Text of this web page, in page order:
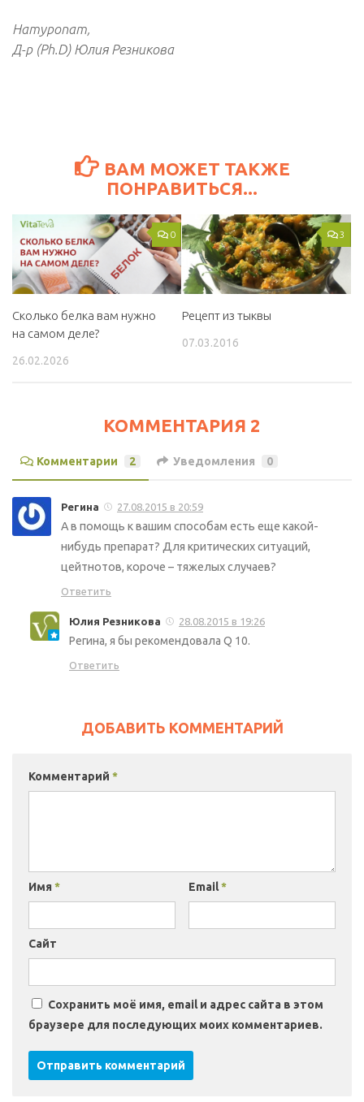
Натуропат,
Д-р (Ph.D) Юлия Резникова
ВАМ МОЖЕТ ТАКЖЕ
ПОНРАВИТЬСЯ...
0
Сколько белка вам нужно
на самом деле?
26.02.2026
3
Рецепт из тыквы
07.03.2016
КОММЕНТАРИЯ 2
Комментарии 2 Уведомления 0
Регина 27.08.2015 в 20:59
А в помощь к вашим способам есть еще какой-
нибудь препарат? Для критических ситуаций,
цейтнотов, короче – тяжелых случаев?
Ответить
Юлия Резникова 28.08.2015 в 19:26
Регина, я бы рекомендовала Q 10.
Ответить
ДОБАВИТЬ КОММЕНТАРИЙ
Комментарий *
Имя * Email*
Сайт
Сохранить моё имя, email и адрес сайта в этом
браузере для последующих моих комментариев.